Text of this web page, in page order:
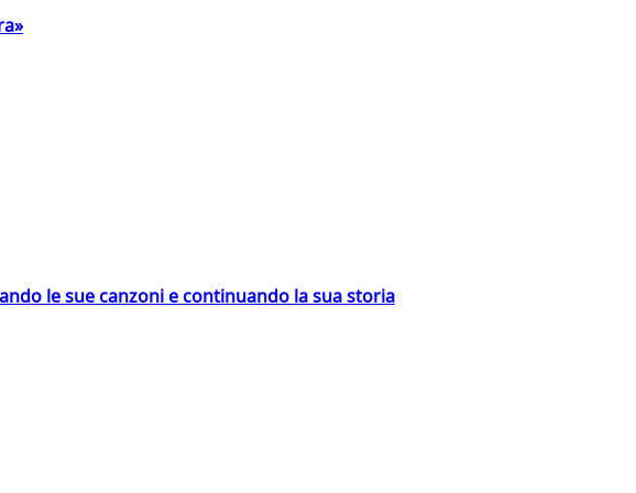
le sue canzoni e continuando la sua storia